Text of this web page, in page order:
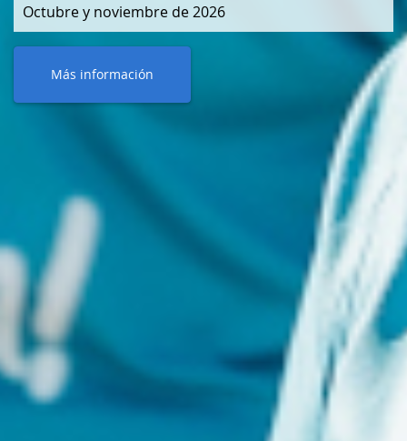
Octubre y noviembre de 2026
Más información